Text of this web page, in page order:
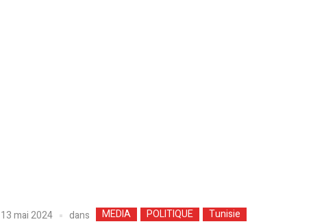
13 mai 2024 dans MEDIA POLITIQUE Tunisie